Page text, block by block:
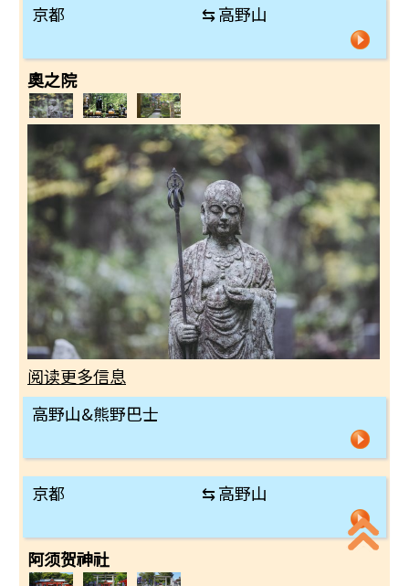
京都 ⇆高野山
奧之院
阅读更多信息
高野山&熊野巴士
京都 ⇆高野山
阿须贺神社